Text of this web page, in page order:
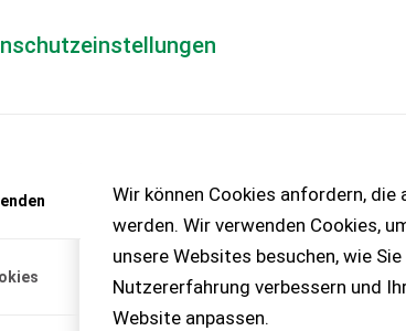
Wir können Cookies anfordern,
werden. Wir verwenden Cookies,
unsere Websites besuchen, wie
Nutzererfahrung verbessern und
Website anpassen.
– KEINE